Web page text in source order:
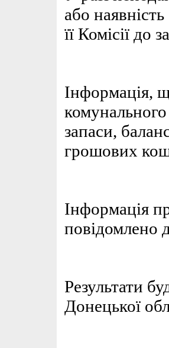
або
її Комісії до
Інформація,
запаси,
грошових
Інформація
повідомлено
Результати
Донецької